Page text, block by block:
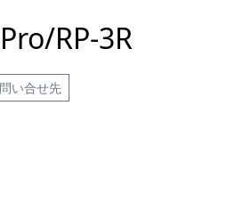
RP-3R
い合せ先